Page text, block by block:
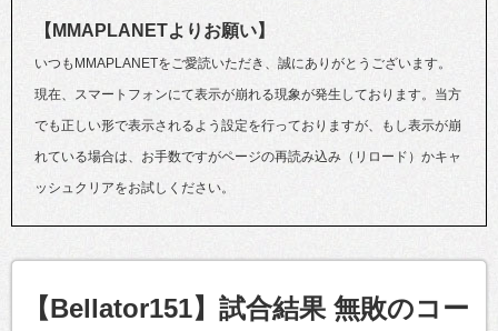
【MMAPLANETよりお願い】
いつもMMAPLANETをご愛読いただき、誠にありがとうございます。
現在、スマートフォンにて表示が崩れる現象が発生しております。当方
でも正しい形で表示されるよう設定を行っておりますが、もし表示が崩
れている場合は、お手数ですがページの再読み込み（リロード）かキャ
ッシュクリアをお試しください。
【Bellator151】試合結果 無敗のコー